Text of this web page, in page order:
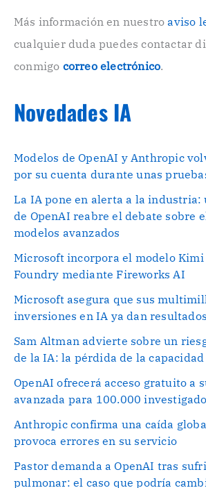
o
.
Más información en nuestroaviso
cualquier duda puedes contactar
conmigo correo electrónico.
Novedades IA
Modelos de OpenAI y Anthropic
por su cuenta durante unas
La IA pone en alerta a la
de OpenAI reabre el debate sobre
modelos avanzados
Microsoft incorpora el modelo
Foundry mediante Fireworks AI
Microsoft asegura que sus
inversiones en IA ya dan resultados
Sam Altman advierte sobre un
de la IA: la pérdida de la
OpenAI ofrecerá acceso gratuito a
avanzada para 100.000
Anthropic confirma una caída
provoca errores en su servicio
Pastor demanda a OpenAI tras
pulmonar: el caso que podría